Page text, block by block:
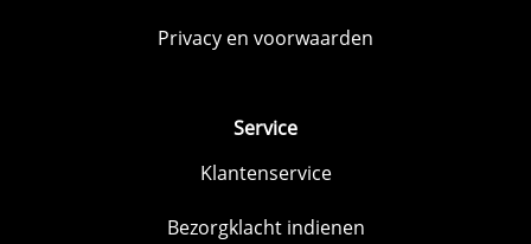
Privacy en voorwaarden
Service
Klantenservice
Bezorgklacht indienen